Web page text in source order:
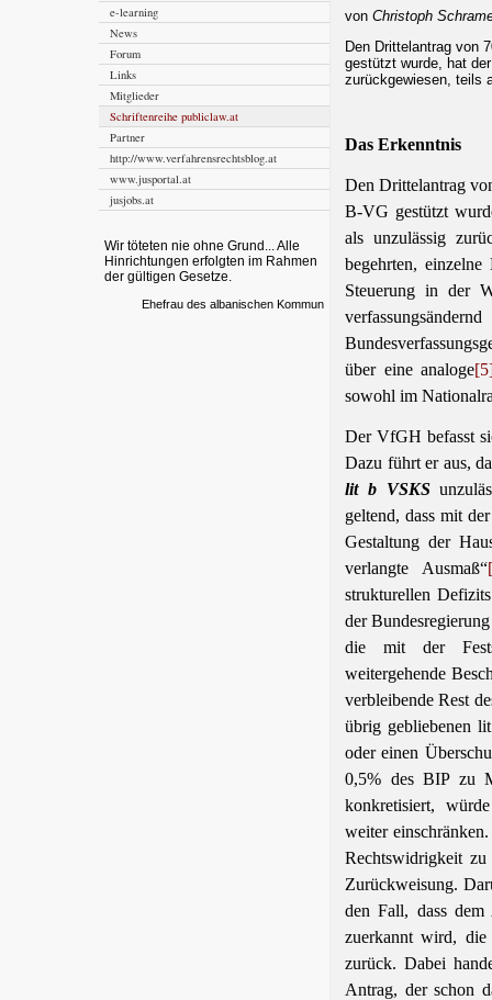
e-learning
News
Forum
Links
Mitglieder
Schriftenreihe publiclaw.at
Partner
http://www.verfahrensrechtsblog.at
www.jusportal.at
jusjobs.at
Wir töteten nie ohne Grund... Alle
Hinrichtungen erfolgten im Rahmen
der gültigen Gesetze.
Ehefrau des albanischen Kommun
von Christoph
Den Drittelantrag von
gestützt wurde, hat
zurückgewiesen, teils
Das Erkenntnis
Den Drittelantrag
B-VG gestützt
als unzulässig
begehrten, einzelne
Steuerung in der
über eine analoge
sowohl im
Der VfGH befasst
Dazu führt er aus,
lit b VSKS
geltend, dass mit
Gestaltung der
verlangte Ausmaß“
strukturellen
der
die mit der
weitergehende
verbleibende Rest
übrig gebliebenen
oder einen
0,5% des BIP zu
konkretisiert,
weiter
Rechtswidrigkeit
Zurückweisung.
den Fall, dass
zuerkannt wird, die
zurück. Dabei
Antrag, der schon